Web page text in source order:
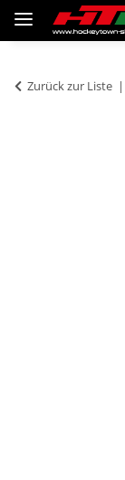
Zurück zur Liste